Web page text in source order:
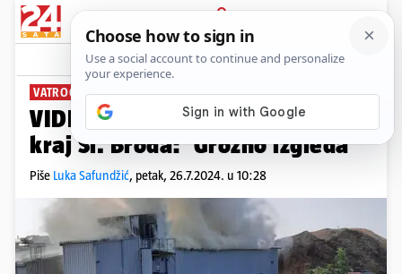
PRIJAVA
News Komentari
VATROGASCI NA TERENU
VIDEO Buknuo požar u Elektrani
kraj Sl. Broda: 'Grozno izgleda'
Piše Luka Safundžić, petak, 26.7.2024. u 10:28